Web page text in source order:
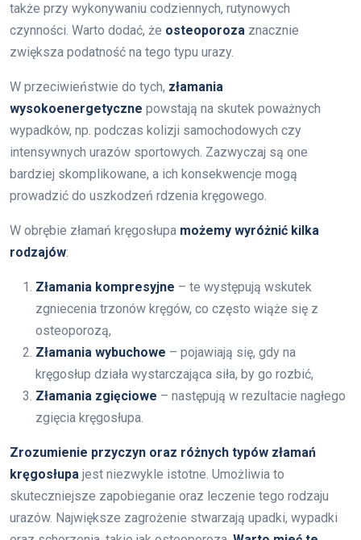
także przy wykonywaniu codziennych, rutynowych
czynności. Warto dodać, że osteoporoza znacznie
zwiększa podatność na tego typu urazy.
W przeciwieństwie do tych, złamania
wysokoenergetyczne powstają na skutek poważnych
wypadków, np. podczas kolizji samochodowych czy
intensywnych urazów sportowych. Zazwyczaj są one
bardziej skomplikowane, a ich konsekwencje mogą
prowadzić do uszkodzeń rdzenia kręgowego.
W obrębie złamań kręgosłupa możemy wyróżnić kilka
rodzajów:
Złamania kompresyjne – te występują wskutek
zgniecenia trzonów kręgów, co często wiąże się z
osteoporozą,
Złamania wybuchowe – pojawiają się, gdy na
kręgosłup działa wystarczająca siła, by go rozbić,
Złamania zgięciowe – następują w rezultacie nagłego
zgięcia kręgosłupa.
Zrozumienie przyczyn oraz różnych typów złamań
kręgosłupa jest niezwykle istotne. Umożliwia to
skuteczniejsze zapobieganie oraz leczenie tego rodzaju
urazów. Największe zagrożenie stwarzają upadki, wypadki